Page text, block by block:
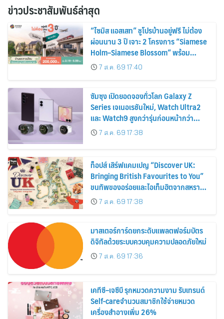
ข่าวประชาสัมพันธ์ล่าสุด
“ไซมิส แอสเสท” ชูโปรบ้านอยู่ฟรี ไม่ต้อง
ผ่อนนาน 3 ปี เจาะ 2 โครงการ “Siamese
Holm–Siamese Blossom” พร้อม
ส่วนลดและสิทธิพิเศษถึง 31 สิงหาคม
2569
7 ส.ค. 69 17:40
ซัมซุง เปิดยอดจองทั่วโลก Galaxy Z
Series เจเนอเรชันใหม่, Watch Ultra2
และ Watch9 สูงกว่ารุ่นก่อนหน้ากว่า
30%7 ส.ค. 69 17:38
ท็อปส์ เสิร์ฟแคมเปญ “Discover UK:
Bringing British Favourites to You”
ขนทัพของอร่อยและไอเท็มฮิตจากสหราช
อาณาจักร ส่งตรงถึงมือตั้งแต่วันนี้ – 18
สิงหาคมนี้
7 ส.ค. 69 17:38
มาสเตอร์การ์ดยกระดับแพลตฟอร์มบัตร
ดิจิทัลด้วยระบบควบคุมความปลอดภัยใหม่
7 ส.ค. 69 17:36
เคทีซี–เจซีบี รุกหมวดความงาม รับเทรนด์
Self-careจำนวนสมาชิกใช้จ่ายหมวด
เครื่องสำอางเพิ่ม 26%